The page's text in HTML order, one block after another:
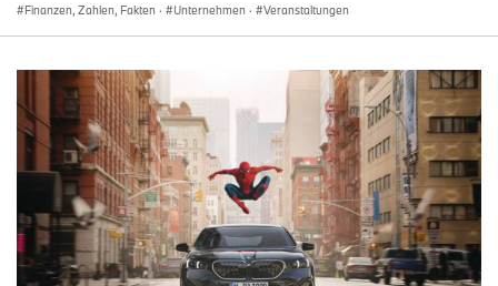
Finanzen, Zahlen, Fakten · Unternehmen · Veranstaltungen